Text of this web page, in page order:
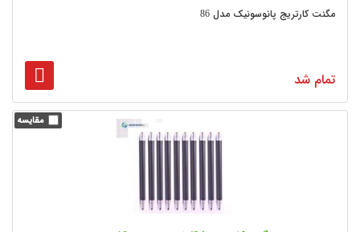
مگنت کارتریج پانوسونیک مدل 86
تمام شد